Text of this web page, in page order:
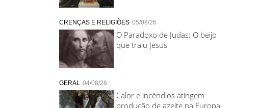
CRENÇAS E RELIGIÕES 05/08/26
O Paradoxo de Judas: O beijo
que traiu Jesus
GERAL 04/08/26
Calor e incêndios atingem
produção de azeite na Europa